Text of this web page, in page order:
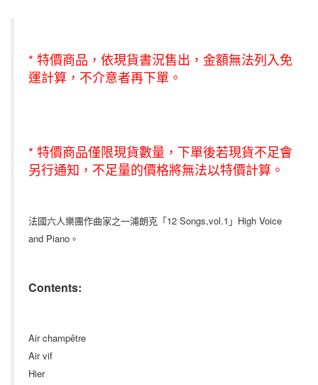
* 特價商品，依現貨書況售出，金額無法列入免
運計算，不介意者再下單。
* 特價商品僅限現貨數量，下單後若現貨不足會
另行通知，不足量的價格將無法以特價計算。
法國六人樂團作曲家之一浦朗克「12 Songs,vol.1」High Voice
and Piano。
Contents:
Air champêtre
Air vif
Hier